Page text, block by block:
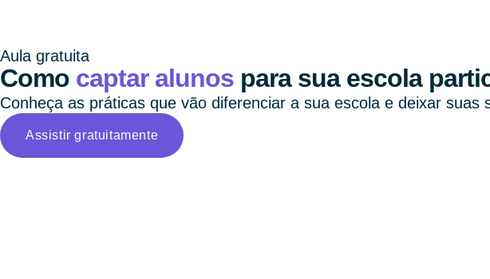
Aula gratuita
Como captar alunos para sua escola
Conheça as práticas que vão diferenciar a sua escola e deixar suas
Assistir gratuitamente